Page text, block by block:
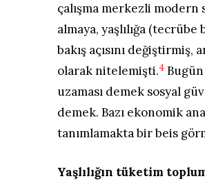
çalışma merkezli
almaya, yaşlılığa
bakış açısını
olarak nitelemişti.4
uzaması demek sosyal
demek. Bazı ekonomik
tanımlamakta bir beis
Yaşlılığın tüketim